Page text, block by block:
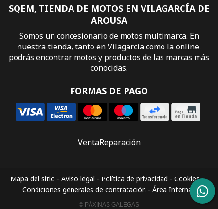
SQEM, TIENDA DE MOTOS EN VILAGARCÍA DE
AROUSA
Somos un concesionario de motos multimarca. En
nuestra tienda, tanto en Vilagarcía como la online,
podrás encontrar motos y productos de las marcas más
conocidas.
FORMAS DE PAGO
VentaReparación
Mapa del sitio - Aviso legal - Política de privacidad - Cookies-
Condiciones generales de contratación - Área Interna
© PÁXINAS GALEGAS